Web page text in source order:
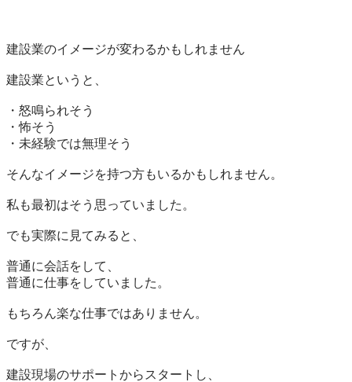
建設業のイメージが変わるかもしれません
建設業というと、
・怒鳴られそう
・怖そう
・未経験では無理そう
そんなイメージを持つ方もいるかもしれません。
私も最初はそう思っていました。
でも実際に見てみると、
普通に会話をして、
普通に仕事をしていました。
もちろん楽な仕事ではありません。
ですが、
建設現場のサポートからスタートし、